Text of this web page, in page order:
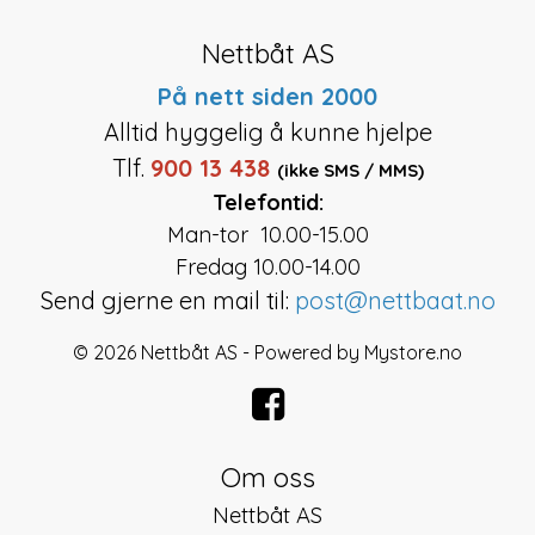
Nettbåt AS
På nett siden 2000
Alltid hyggelig å kunne hjelpe
Tlf. 900 13 438 (ikke SMS / MMS)
Telefontid:
Man-tor 10.00-15.00
Fredag 10.00-14.00
Send gjerne en mail til: post@nettbaat.no
© 2026 Nettbåt AS - Powered by Mystore.no
Om oss
Nettbåt AS